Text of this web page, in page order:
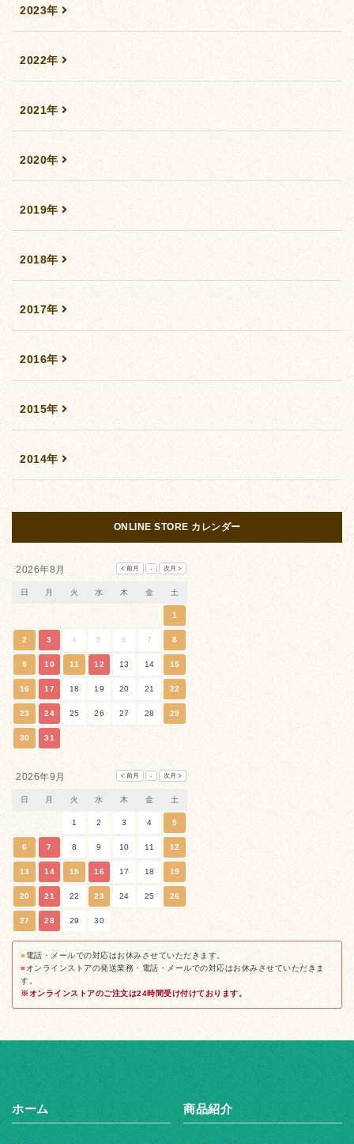
2023年
2022年
2021年
2020年
2019年
2018年
2017年
2016年
2015年
2014年
ONLINE STORE カレンダー
2026年8月
日 月 火 水 木 金 土
1
2 3 4 5 6 7 8
9 10 11 12 13 14 15
16 17 18 19 20 21 22
23 24 25 26 27 28 29
30 31
2026年9月
日 月 火 水 木 金 土
1 2 3 4 5
6 7 8 9 10 11 12
13 14 15 16 17 18 19
20 21 22 23 24 25 26
27 28 29 30
■電話・メールでの対応はお休みさせていただきます。
■オンラインストアの発送業務・電話・メールでの対応はお休みさせていただきま
す。
※オンラインストアのご注文は24時間受け付けております。
ホーム 商品紹介